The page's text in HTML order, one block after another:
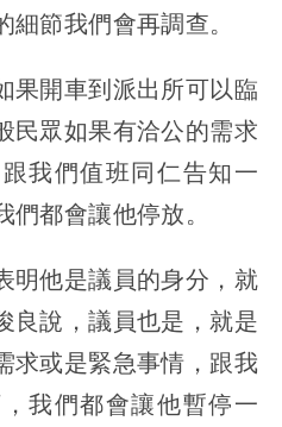
節我們會再調查。
果開車到派出所可以臨
民眾如果有洽公的需求
我們值班同仁告知一
們都會讓他停放。
明他是議員的身分，就
良說，議員也是，就是
求或是緊急事情，跟我
我們都會讓他暫停一